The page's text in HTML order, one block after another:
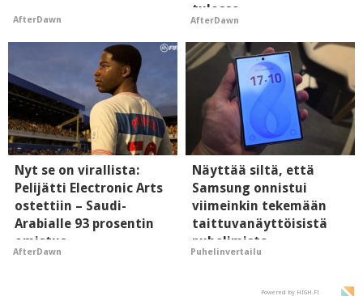
AfterDawn
tulossa
AfterDawn
Nyt se on virallista:
Pelijätti Electronic Arts
ostettiin – Saudi-
Arabialle 93 prosentin
omistus
AfterDawn
Näyttää siltä, että
Samsung onnistui
viimeinkin tekemään
taittuvanäyttöisistä
puhelimista
supersuosittuja
Puhelinvertailu
Powered by HIGH.FI